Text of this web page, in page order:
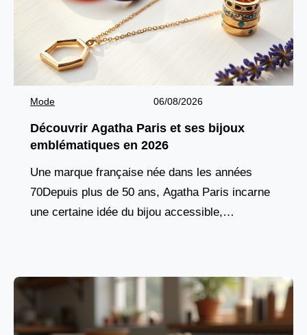
Mode 06/08/2026
Découvrir Agatha Paris et ses bijoux
emblématiques en 2026
Une marque française née dans les années
70Depuis plus de 50 ans, Agatha Paris incarne
une certaine idée du bijou accessible,